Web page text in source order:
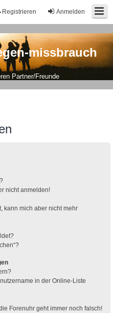
Anmelden
Registrieren
missbrauch
Partner/Freunde
nicht anmelden!
kann mich aber nicht mehr
in der Online-Liste
Forenuhr geht immer noch falsch!